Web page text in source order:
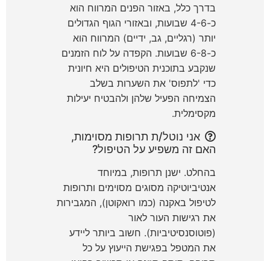
בדרך כלל, באזור הפנים המרווח הוא
כ-4-6 שבועות, ובאזורי הגוף הגדולים
יותר (רגליים, גב, ידיים) המרווח הוא
כ-6-8 שבועות. הקפדה על לוח הזמנים
שנקבע בתוכנית הטיפולים היא חיונית
כדי 'לתפוס' את השערות בשלב
הצמיחה הפעיל שלהן ולהבטיח יעילות
מקסימלית.
אני נוטל/ת תרופות מסוימות,
האם זה משפיע על הטיפול?
בהחלט. ישנן תרופות, במיוחד
אנטיביוטיקה מסוגים מסוימים ותרופות
לטיפול באקנה (כמו רואקוטן), המגבירות
את רגישות העור לאור
(פוטוסנסיטיביות). חשוב ביותר ליידע
את המטפל בפגישת הייעוץ על כל